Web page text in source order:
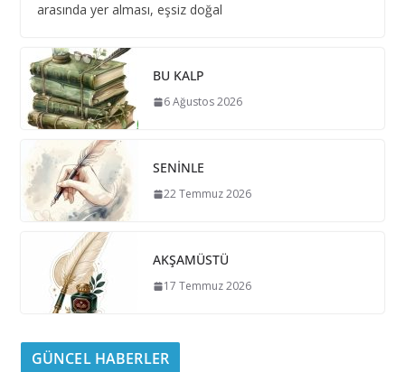
arasında yer alması, eşsiz doğal
BU KALP
6 Ağustos 2026
SENİNLE
22 Temmuz 2026
AKŞAMÜSTÜ
17 Temmuz 2026
GÜNCEL HABERLER